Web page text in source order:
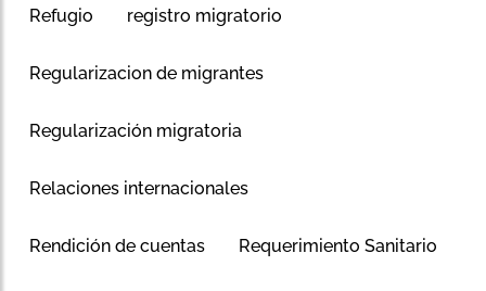
Refugio registro migratorio
Regularizacion de migrantes
Regularización migratoria
Relaciones internacionales
Rendición de cuentas Requerimiento Sanitario